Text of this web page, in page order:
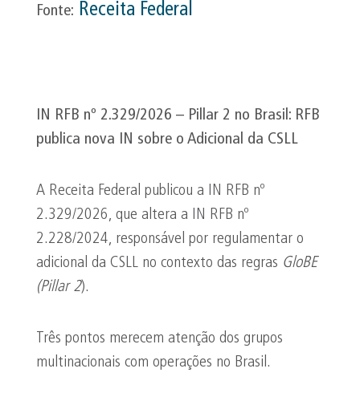
Fonte: Receita Federal
IN RFB nº 2.329/2026 – Pillar 2 no Brasil: RFB
publica nova IN sobre o Adicional da CSLL
A Receita Federal publicou a IN RFB nº
2.329/2026, que altera a IN RFB nº
2.228/2024, responsável por regulamentar o
adicional da CSLL no contexto das regras GloBE
(Pillar 2).
Três pontos merecem atenção dos grupos
multinacionais com operações no Brasil.